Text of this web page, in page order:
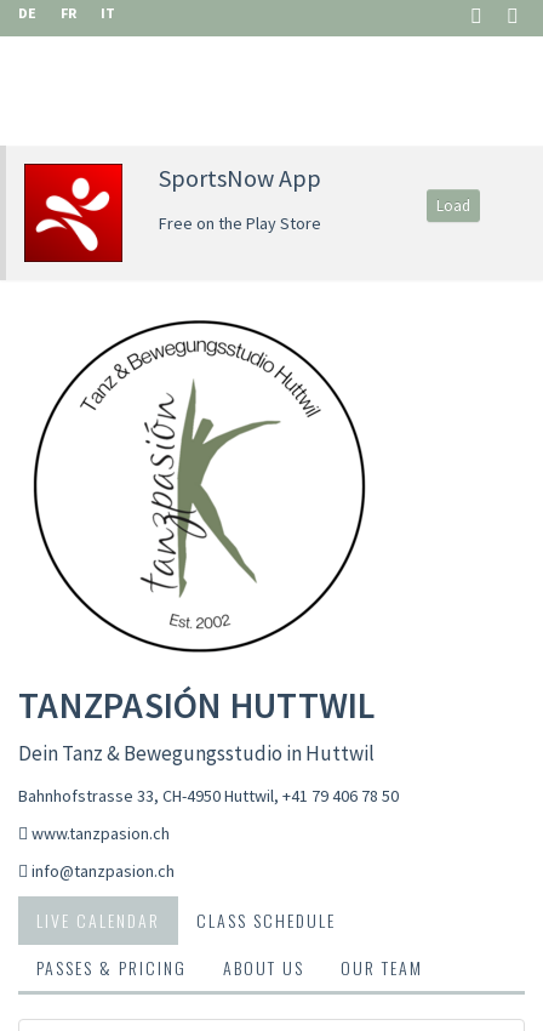
DE FR IT
SportsNow App
Free on the Play Store
Load
TANZPASIÓN HUTTWIL
Dein Tanz & Bewegungsstudio in Huttwil
Bahnhofstrasse 33, CH-4950 Huttwil, +41 79 406 78 50
www.tanzpasion.ch
info@tanzpasion.ch
LIVE CALENDAR
CLASS SCHEDULE
PASSES & PRICING
ABOUT US OUR TEAM